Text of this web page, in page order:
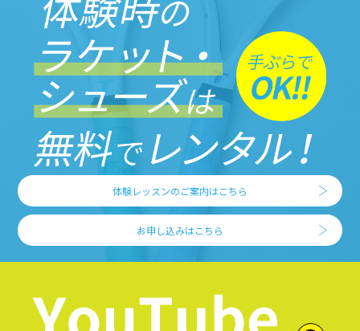
体験レッスンのご案内はこちら
お申し込みはこちら